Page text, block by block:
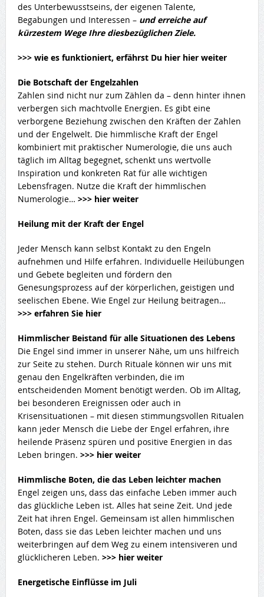
des Unterbewusstseins, der eigenen Talente,
Begabungen und Interessen – und erreiche auf
kürzestem Wege Ihre diesbezüglichen Ziele.
>>> wie es funktioniert, erfährst Du hier hier weiter
Die Botschaft der Engelzahlen
Zahlen sind nicht nur zum Zählen da – denn hinter ihnen
verbergen sich machtvolle Energien. Es gibt eine
verborgene Beziehung zwischen den Kräften der Zahlen
und der Engelwelt. Die himmlische Kraft der Engel
kombiniert mit praktischer Numerologie, die uns auch
täglich im Alltag begegnet, schenkt uns wertvolle
Inspiration und konkreten Rat für alle wichtigen
Lebensfragen. Nutze die Kraft der himmlischen
Numerologie… >>> hier weiter
Heilung mit der Kraft der Engel
Jeder Mensch kann selbst Kontakt zu den Engeln
aufnehmen und Hilfe erfahren. Individuelle Heilübungen
und Gebete begleiten und fördern den
Genesungsprozess auf der körperlichen, geistigen und
seelischen Ebene. Wie Engel zur Heilung beitragen…
>>> erfahren Sie hier
Himmlischer Beistand für alle Situationen des Lebens
Die Engel sind immer in unserer Nähe, um uns hilfreich
zur Seite zu stehen. Durch Rituale können wir uns mit
genau den Engelkräften verbinden, die im
entscheidenden Moment benötigt werden. Ob im Alltag,
bei besonderen Ereignissen oder auch in
Krisensituationen – mit diesen stimmungsvollen Ritualen
kann jeder Mensch die Liebe der Engel erfahren, ihre
heilende Präsenz spüren und positive Energien in das
Leben bringen. >>> hier weiter
Himmlische Boten, die das Leben leichter machen
Engel zeigen uns, dass das einfache Leben immer auch
das glückliche Leben ist. Alles hat seine Zeit. Und jede
Zeit hat ihren Engel. Gemeinsam ist allen himmlischen
Boten, dass sie das Leben leichter machen und uns
weiterbringen auf dem Weg zu einem intensiveren und
glücklicheren Leben. >>> hier weiter
Energetische Einflüsse im Juli